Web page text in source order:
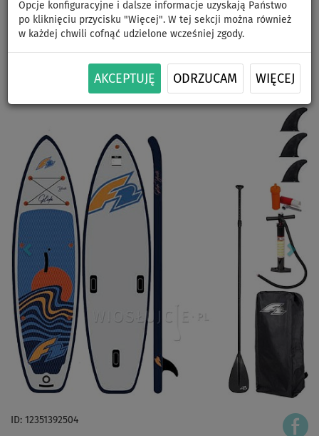
Opcje konfiguracyjne i dalsze informacje uzyskają Państwo
po kliknięciu przycisku "Więcej". W tej sekcji można również
w każdej chwili cofnąć udzielone wcześniej zgody.
AKCEPTUJĘ ODRZUCAM WIĘCEJ
zestaw podstawowy
DO
WIOSŁO W
DO
135 kg
OPCJA
OPCJA
DARMOWA
Next
ID: 12351392504